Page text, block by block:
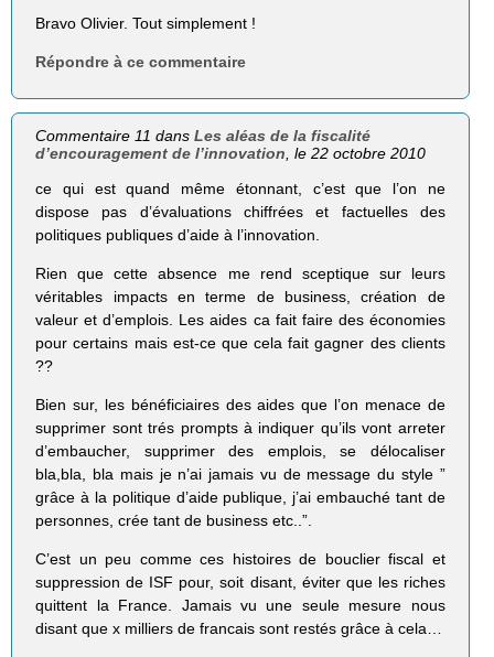
Bravo Olivier. Tout simplement !
Répondre à ce commentaire
Commentaire 11 dansLes aléas de la fiscalité
d’encouragement de l’innovation , le 22 octobre 2010
ce qui est quand même étonnant, c’est que l’on ne
dispose pas d’évaluations chiffrées et factuelles des
politiques publiques d’aide à l’innovation.
Rien que cette absence me rend sceptique sur leurs
véritables impacts en terme de business, création de
valeur et d’emplois. Les aides ca fait faire des économies
pour certains mais est-ce que cela fait gagner des clients
??
Bien sur, les bénéficiaires des aides que l’on menace de
supprimer sont trés prompts à indiquer qu’ils vont arreter
d’embaucher, supprimer des emplois, se délocaliser
bla,bla, bla mais je n’ai jamais vu de message du style ”
grâce à la politique d’aide publique, j’ai embauché tant de
personnes, crée tant de business etc..”.
C’est un peu comme ces histoires de bouclier fiscal et
suppression de ISF pour, soit disant, éviter que les riches
quittent la France. Jamais vu une seule mesure nous
disant que x milliers de francais sont restés grâce à cela…